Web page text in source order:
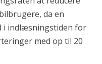
da en
i indlæsningstiden for
med op til 20